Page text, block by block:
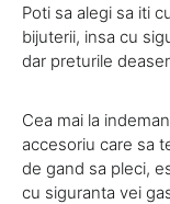
Poti sa alegi sa iti
bijuterii, insa cu
dar preturile
Cea mai la
accesoriu care sa
de gand sa pleci,
cu siguranta vei